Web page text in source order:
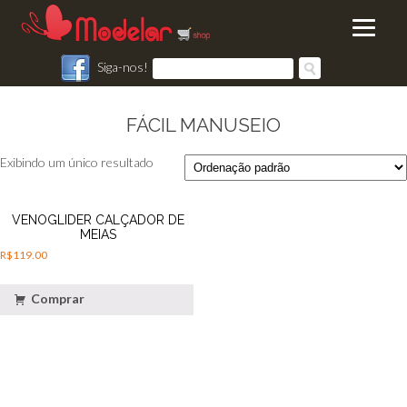
Siga-nos!
FÁCIL MANUSEIO
Exibindo um único resultado
VENOGLIDER CALÇADOR DE
MEIAS
R$119.00
Comprar